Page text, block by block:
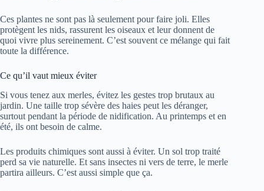
Ces plantes ne sont pas là seulement pour faire joli. Elles
protègent les nids, rassurent les oiseaux et leur donnent de
quoi vivre plus sereinement. C’est souvent ce mélange qui fait
toute la différence.
Ce qu’il vaut mieux éviter
Si vous tenez aux merles, évitez les gestes trop brutaux au
jardin. Une taille trop sévère des haies peut les déranger,
surtout pendant la période de nidification. Au printemps et en
été, ils ont besoin de calme.
Les produits chimiques sont aussi à éviter. Un sol trop traité
perd sa vie naturelle. Et sans insectes ni vers de terre, le merle
partira ailleurs. C’est aussi simple que ça.